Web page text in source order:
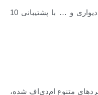
مرکز تخصصی تولید تخت کمجا، کمددیواری و … با پشتیبانی 10
متنوع ام‌دی‌اف شده،